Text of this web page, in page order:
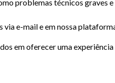
problemas técnicos graves
via e-mail e em nossa
em oferecer uma